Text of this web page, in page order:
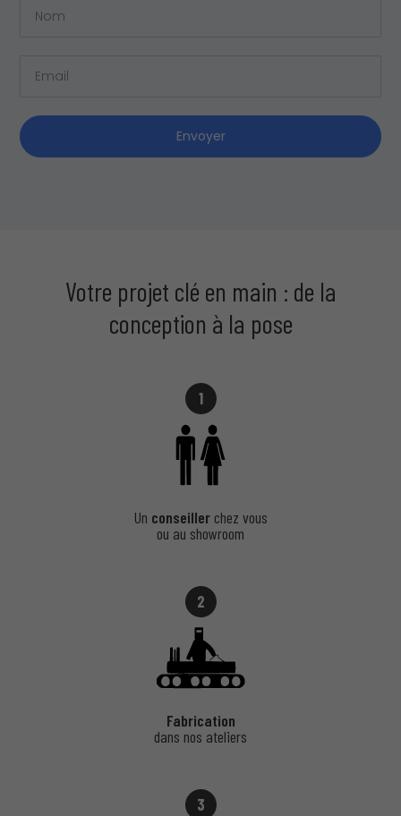
Envoyer
Votre projet clé en main : de la
conception à la pose
1
Un conseillerchez vous
ou au showroom
2
Fabrication
dans nos ateliers
3